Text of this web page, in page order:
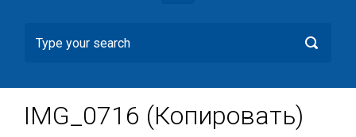
IMG_0716 (Копировать)